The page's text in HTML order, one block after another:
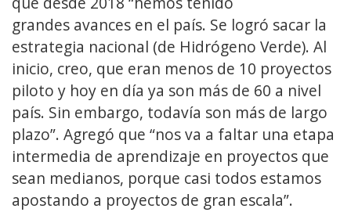
grandes avances en el país. Se logró sacar la
estrategia nacional (de Hidrógeno Verde). Al
inicio, creo, que eran menos de 10 proyectos
piloto y hoy en día ya son más de 60 a nivel
país. Sin embargo, todavía son más de largo
plazo”. Agregó que “nos va a faltar una etapa
intermedia de aprendizaje en proyectos que
sean medianos, porque casi todos estamos
apostando a proyectos de gran escala”.